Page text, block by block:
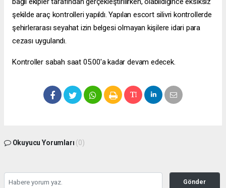
şekilde araç kontrolleri yapıldı. Yapılan escort silivri kontrollerde
şehirlerarası seyahat izin belgesi olmayan kişilere idari para
cezası uygulandı.
Kontroller sabah saat 05.00'a kadar devam edecek.
Okuyucu Yorumları (0)
Gönder